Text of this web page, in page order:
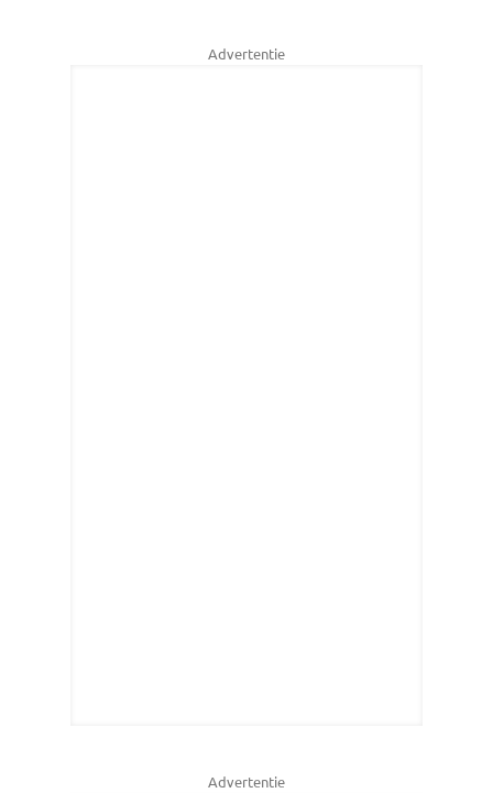
Advertentie
Advertentie